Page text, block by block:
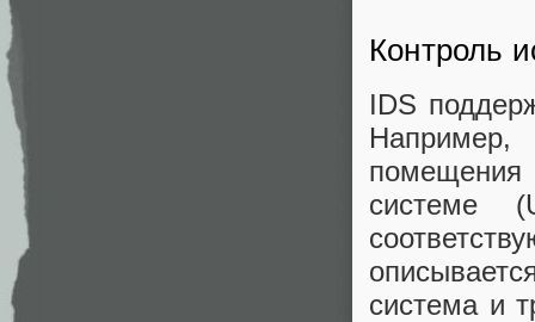
Контроль
IDS
системе
система и